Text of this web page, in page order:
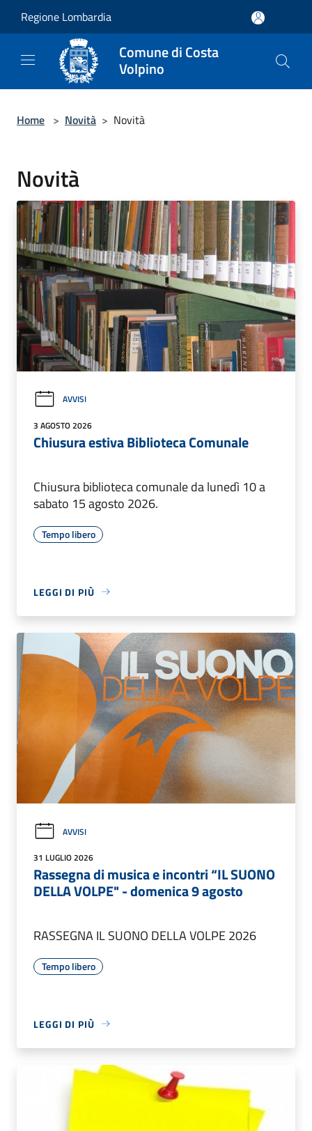
Regione Lombardia
Comune di Costa
Volpino
Home > Novità > Novità
Novità
AVVISI
3 AGOSTO 2026
Chiusura estiva Biblioteca Comunale
Chiusura biblioteca comunale da lunedì 10 a
sabato 15 agosto 2026.
Tempo libero
LEGGI DI PIÙ
AVVISI
31 LUGLIO 2026
Rassegna di musica e incontri “IL SUONO
DELLA VOLPE" - domenica 9 agosto
RASSEGNA IL SUONO DELLA VOLPE 2026
Tempo libero
LEGGI DI PIÙ